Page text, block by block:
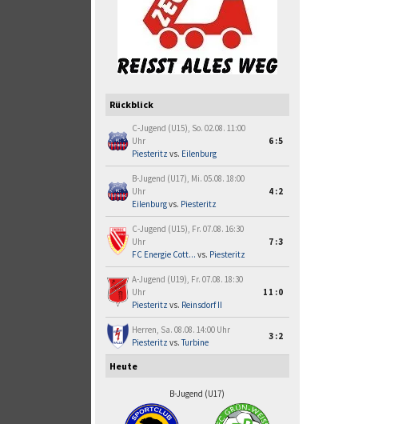
Rückblick
C-Jugend (U15), So. 02.08. 11:00
Uhr
Piesteritz vs. Eilenburg
6:5
B-Jugend (U17), Mi. 05.08. 18:00
Uhr
Eilenburgvs. Piesteritz
4:2
C-Jugend (U15), Fr. 07.08. 16:30
Uhr
FC Energie Cott... vs. Piesteritz
7:3
A-Jugend (U19), Fr. 07.08. 18:30
Uhr
Piesteritz vs. Reinsdorf II
11:0
Herren, Sa. 08.08. 14:00 Uhr
Piesteritz vs.Turbine
3:2
Heute
B-Jugend (U17)